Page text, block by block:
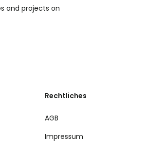
and projects on
Rechtliches
AGB
Impressum